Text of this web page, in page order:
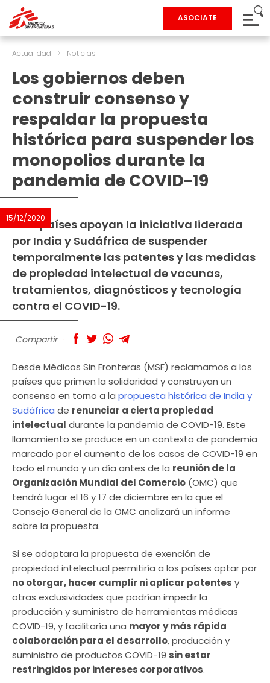
ASOCIATE
Actualidad > Noticias
Los gobiernos deben
construir consenso y
respaldar la propuesta
histórica para suspender los
monopolios durante la
pandemia de COVID-19
15/12/2020
Cien países apoyan la iniciativa liderada
por India y Sudáfrica de suspender
temporalmente las patentes y las medidas
de propiedad intelectual de vacunas,
tratamientos, diagnósticos y tecnología
contra el COVID-19.
Compartir
Desde Médicos Sin Fronteras (MSF) reclamamos a los
países que primen la solidaridad y construyan un
consenso en torno a la propuesta histórica de India y
Sudáfrica de renunciar a cierta propiedad
intelectual durante la pandemia de COVID-19. Este
llamamiento se produce en un contexto de pandemia
marcado por el aumento de los casos de COVID-19 en
todo el mundo y un día antes de la reunión de la
Organización Mundial del Comercio (OMC) que
tendrá lugar el 16 y 17 de diciembre en la que el
Consejo General de la OMC analizará un informe
sobre la propuesta.
Si se adoptara la propuesta de exención de
propiedad intelectual permitiría a los países optar por
no otorgar, hacer cumplir ni aplicar patentes y
otras exclusividades que podrían impedir la
producción y suministro de herramientas médicas
COVID-19, y facilitaría una mayor y más rápida
colaboración para el desarrollo, producción y
suministro de productos COVID-19 sin estar
restringidos por intereses corporativos.